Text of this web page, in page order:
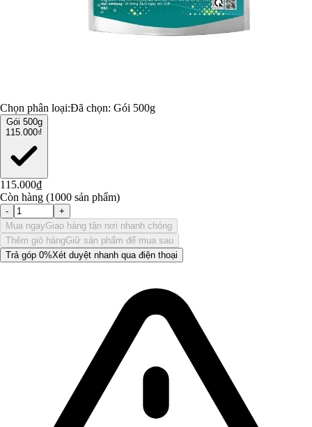
Chọn phân loại:Đã chọn: Gói 500g
Gói 500g
115.000₫
115.000₫
Còn hàng (1000 sản phẩm)
-
+
Mua ngayGiao hàng tận nơi nhanh chóng
Thêm giỏ hàngGiữ sản phẩm để mua sau
Trả góp 0%Xét duyệt nhanh qua điện thoại